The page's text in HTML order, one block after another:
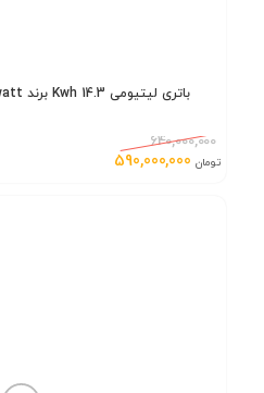
باتری لیتیومی 14.3 Kwh برند Growatt مدل HOPE 14.3L-A1
تومان